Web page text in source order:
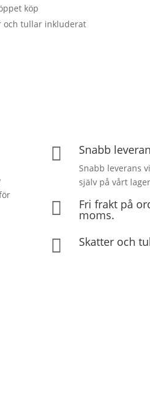
köp
och tullar inkluderat
 Snabb
Snabb leverans
själv på vårt
 Fri frakt på
moms.
 Skatter och